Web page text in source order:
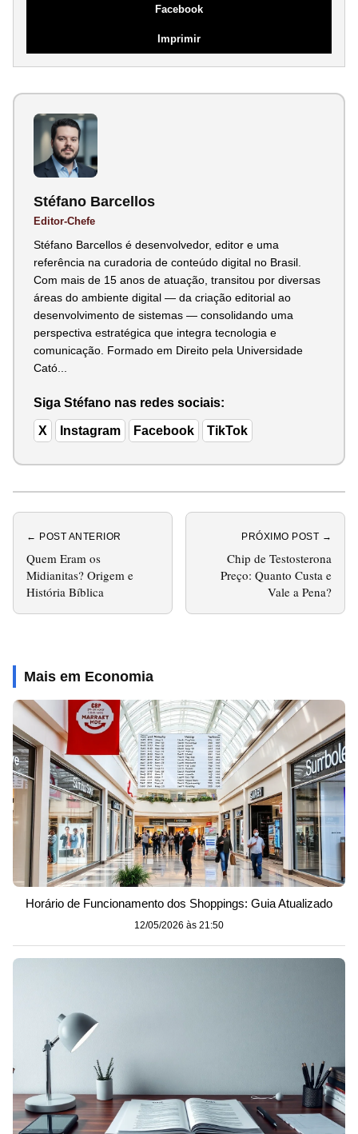
Facebook
Imprimir
Stéfano Barcellos
Editor-Chefe
Stéfano Barcellos é desenvolvedor, editor e uma
referência na curadoria de conteúdo digital no Brasil.
Com mais de 15 anos de atuação, transitou por diversas
áreas do ambiente digital — da criação editorial ao
desenvolvimento de sistemas — consolidando uma
perspectiva estratégica que integra tecnologia e
comunicação. Formado em Direito pela Universidade
Cató...
Siga Stéfano nas redes sociais:
X Instagram Facebook TikTok
← POST ANTERIOR
Quem Eram os
Midianitas? Origem e
História Bíblica
PRÓXIMO POST →
Chip de Testosterona
Preço: Quanto Custa e
Vale a Pena?
Mais em Economia
Horário de Funcionamento dos Shoppings: Guia Atualizado
12/05/2026 às 21:50